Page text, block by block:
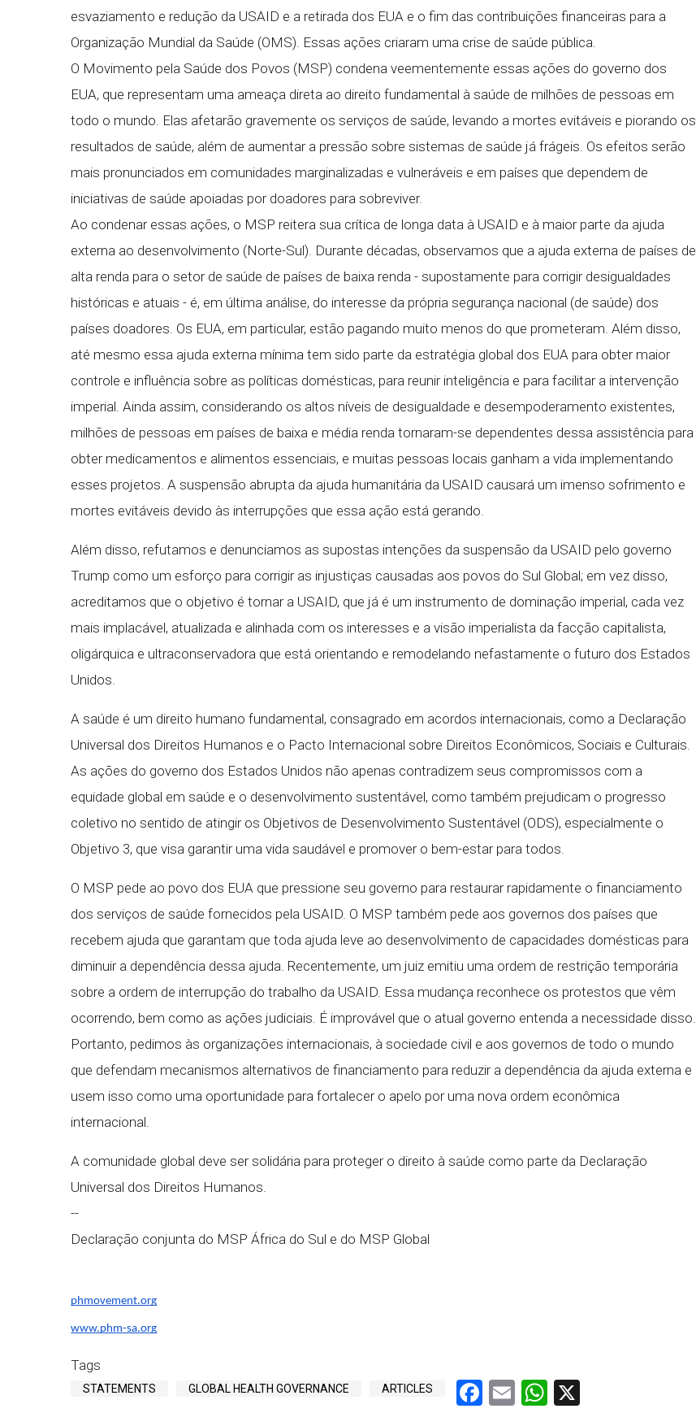
esvaziamento e redução da USAID e a retirada dos EUA e o fim das contribuições financeiras para a
Organização Mundial da Saúde (OMS). Essas ações criaram uma crise de saúde pública.
O Movimento pela Saúde dos Povos (MSP) condena veementemente essas ações do governo dos
EUA, que representam uma ameaça direta ao direito fundamental à saúde de milhões de pessoas em
todo o mundo. Elas afetarão gravemente os serviços de saúde, levando a mortes evitáveis e piorando os
resultados de saúde, além de aumentar a pressão sobre sistemas de saúde já frágeis. Os efeitos serão
mais pronunciados em comunidades marginalizadas e vulneráveis e em países que dependem de
iniciativas de saúde apoiadas por doadores para sobreviver.
Ao condenar essas ações, o MSP reitera sua crítica de longa data à USAID e à maior parte da ajuda
externa ao desenvolvimento (Norte-Sul). Durante décadas, observamos que a ajuda externa de países de
alta renda para o setor de saúde de países de baixa renda - supostamente para corrigir desigualdades
históricas e atuais - é, em última análise, do interesse da própria segurança nacional (de saúde) dos
países doadores. Os EUA, em particular, estão pagando muito menos do que prometeram. Além disso,
até mesmo essa ajuda externa mínima tem sido parte da estratégia global dos EUA para obter maior
controle e influência sobre as políticas domésticas, para reunir inteligência e para facilitar a intervenção
imperial. Ainda assim, considerando os altos níveis de desigualdade e desempoderamento existentes,
milhões de pessoas em países de baixa e média renda tornaram-se dependentes dessa assistência para
obter medicamentos e alimentos essenciais, e muitas pessoas locais ganham a vida implementando
esses projetos. A suspensão abrupta da ajuda humanitária da USAID causará um imenso sofrimento e
mortes evitáveis devido às interrupções que essa ação está gerando.
Além disso, refutamos e denunciamos as supostas intenções da suspensão da USAID pelo governo
Trump como um esforço para corrigir as injustiças causadas aos povos do Sul Global; em vez disso,
acreditamos que o objetivo é tornar a USAID, que já é um instrumento de dominação imperial, cada vez
mais implacável, atualizada e alinhada com os interesses e a visão imperialista da facção capitalista,
oligárquica e ultraconservadora que está orientando e remodelando nefastamente o futuro dos Estados
Unidos.
A saúde é um direito humano fundamental, consagrado em acordos internacionais, como a Declaração
Universal dos Direitos Humanos e o Pacto Internacional sobre Direitos Econômicos, Sociais e Culturais.
As ações do governo dos Estados Unidos não apenas contradizem seus compromissos com a
equidade global em saúde e o desenvolvimento sustentável, como também prejudicam o progresso
coletivo no sentido de atingir os Objetivos de Desenvolvimento Sustentável (ODS), especialmente o
Objetivo 3, que visa garantir uma vida saudável e promover o bem-estar para todos.
O MSP pede ao povo dos EUA que pressione seu governo para restaurar rapidamente o financiamento
dos serviços de saúde fornecidos pela USAID. O MSP também pede aos governos dos países que
recebem ajuda que garantam que toda ajuda leve ao desenvolvimento de capacidades domésticas para
diminuir a dependência dessa ajuda. Recentemente, um juiz emitiu uma ordem de restrição temporária
sobre a ordem de interrupção do trabalho da USAID. Essa mudança reconhece os protestos que vêm
ocorrendo, bem como as ações judiciais. É improvável que o atual governo entenda a necessidade disso.
Portanto, pedimos às organizações internacionais, à sociedade civil e aos governos de todo o mundo
que defendam mecanismos alternativos de financiamento para reduzir a dependência da ajuda externa e
usem isso como uma oportunidade para fortalecer o apelo por uma nova ordem econômica
internacional.
A comunidade global deve ser solidária para proteger o direito à saúde como parte da Declaração
Universal dos Direitos Humanos.
--
Declaração conjunta do MSP África do Sul e do MSP Global
phmovement.org
www.phm-sa.org
Tags
STATEMENTS GLOBAL HEALTH GOVERNANCE ARTICLES Facebook
EmailWhatsApp